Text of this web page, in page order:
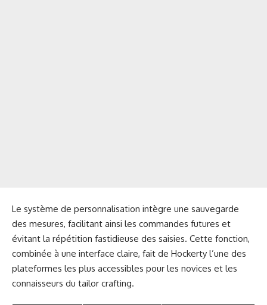
Le système de personnalisation intègre une sauvegarde
des mesures, facilitant ainsi les commandes futures et
évitant la répétition fastidieuse des saisies. Cette fonction,
combinée à une interface claire, fait de Hockerty l’une des
plateformes les plus accessibles pour les novices et les
connaisseurs du tailor crafting.